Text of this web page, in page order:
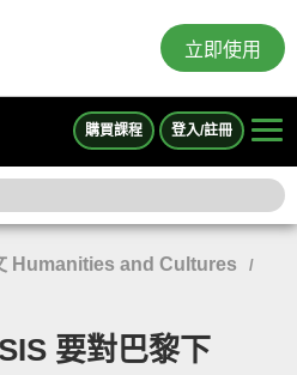
立即使用
購買課程 登入/註冊
Humanities and Cultures /
要對巴黎下